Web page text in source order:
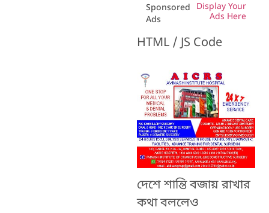
Sponsored
Ads
Display Your
Ads Here
HTML / JS Code
দেশে শান্তি বজায় রাখার
কথা বললেও